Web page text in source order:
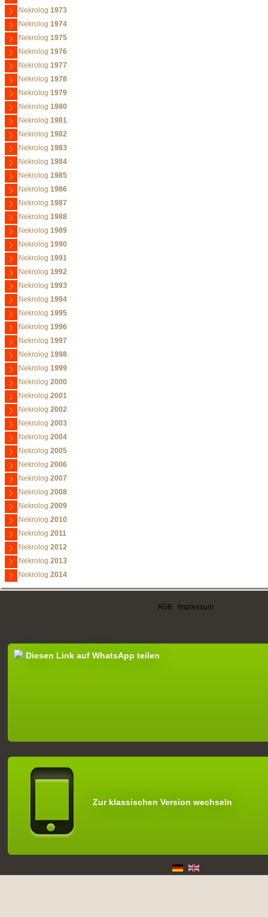
Nekrolog 1973
Nekrolog 1974
Nekrolog 1975
Nekrolog 1976
Nekrolog 1977
Nekrolog 1978
Nekrolog 1979
Nekrolog 1980
Nekrolog 1981
Nekrolog 1982
Nekrolog 1983
Nekrolog 1984
Nekrolog 1985
Nekrolog 1986
Nekrolog 1987
Nekrolog 1988
Nekrolog 1989
Nekrolog 1990
Nekrolog 1991
Nekrolog 1992
Nekrolog 1993
Nekrolog 1994
Nekrolog 1995
Nekrolog 1996
Nekrolog 1997
Nekrolog 1998
Nekrolog 1999
Nekrolog 2000
Nekrolog 2001
Nekrolog 2002
Nekrolog 2003
Nekrolog 2004
Nekrolog 2005
Nekrolog 2006
Nekrolog 2007
Nekrolog 2008
Nekrolog 2009
Nekrolog 2010
Nekrolog 2011
Nekrolog 2012
Nekrolog 2013
Nekrolog 2014
AGB Impressum
Diesen Link auf WhatsApp teilen
Zur klassischen Version wechseln